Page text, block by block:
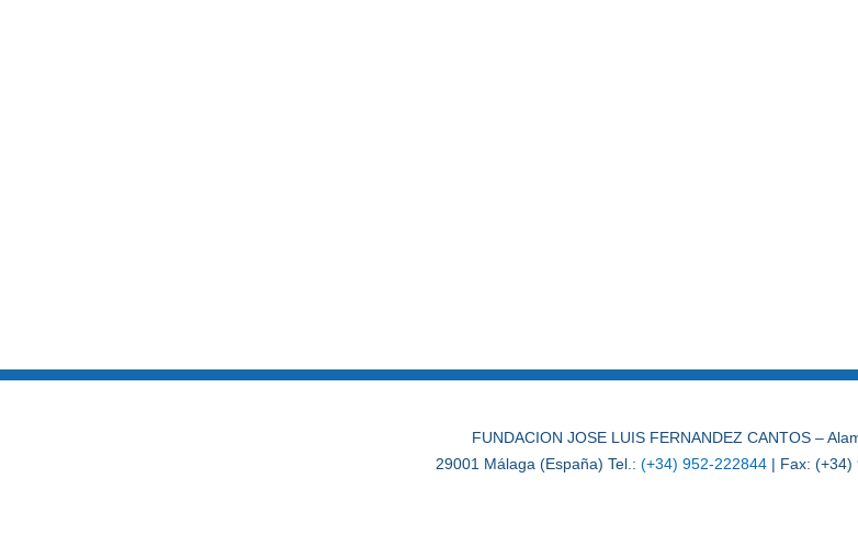
FUNDACION JOSE LUIS FERNANDEZ CANTOS –
29001 Málaga (España) Tel.: (+34) 952-222844| Fax: (+34)